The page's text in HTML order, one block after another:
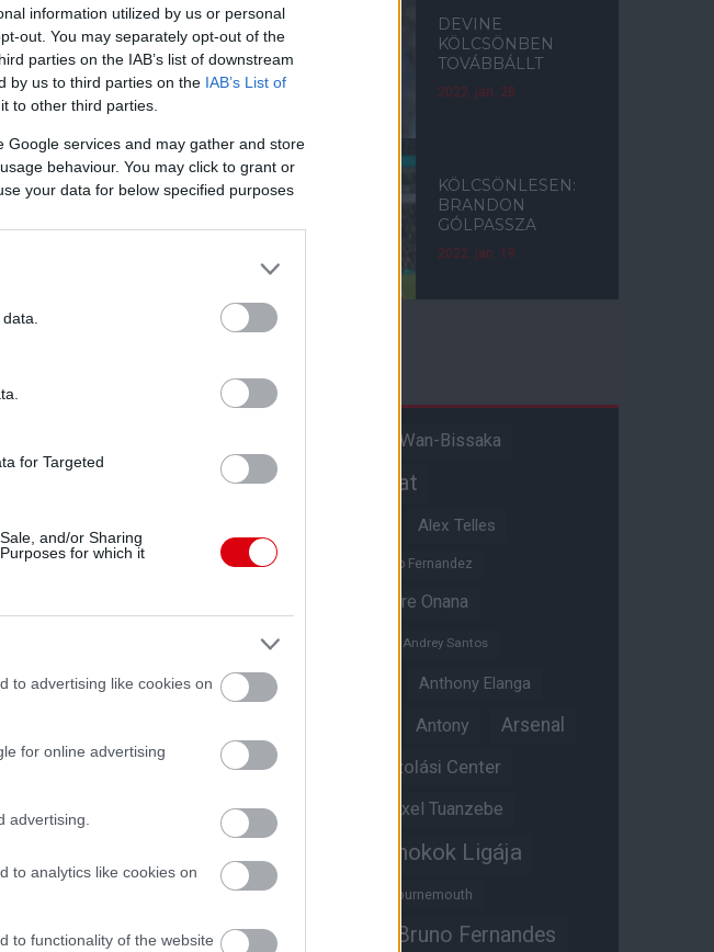
information utilized by us or personal
out. You may separately opt-out of the
parties on the IAB’s list of downstream
by us to third parties on the IAB’s List of
to other third parties.
services and may gather and store
behaviour. You may click to grant or
your data for below specified purposes
for Targeted
and/or Sharing
for which it
to advertising like cookies on
for online advertising
advertising.
to analytics like cookies on
to functionality of the website
DEVINE
KÖLCSÖNBEN
TOVÁBBÁLLT
2022. jan. 28.
KÖLCSÖNLESEN:
BRANDON
GÓLPASSZA
2022. jan. 19.
Aaron Wan-Bissaka
Akadémiai csapat
Alex Telles
Altay Bayindir Alvaro Fernandez
Andre Onana
Andreas Pereira
Andrey Santos
Angol válogatott Anthony Elanga
Antony Arsenal
Aston Villa Átigazolási Center
Átigazolások Axel Tuanzebe
Bajnokok Ligája
Benjamin Sesko Bournemouth
Brandon Williams Bruno Fernandes